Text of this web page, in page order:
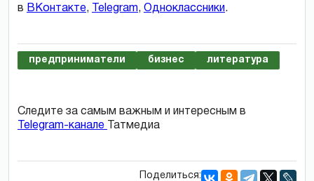
в ВКонтакте, Telegram, Одноклассники.
предприниматели бизнес литература
Следите за самым важным и интересным в
Telegram-канале
Татмедиа
Поделиться: